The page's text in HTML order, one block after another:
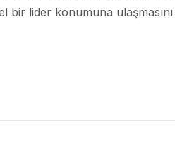
bir lider konumuna